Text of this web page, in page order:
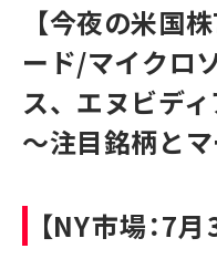
【今夜の米国
ード/マイクロ
ス、エヌビデ
～注目銘柄と
【NY市場：7月